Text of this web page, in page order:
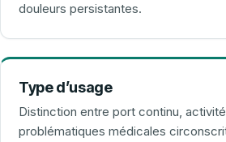
douleurs persistantes.
Type d’usage
Distinction entre port continu,
problématiques médicales